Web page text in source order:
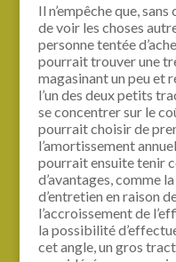
Il n’empêche que,
de voir les choses
personne tentée
pourrait trouver une
magasinant un peu et
l’un des deux petits
se concentrer sur le
pourrait choisir de
l’amortissement
pourrait ensuite tenir
d’avantages, comme
d’entretien en raison
l’accroissement de
la possibilité
cet angle, un gros